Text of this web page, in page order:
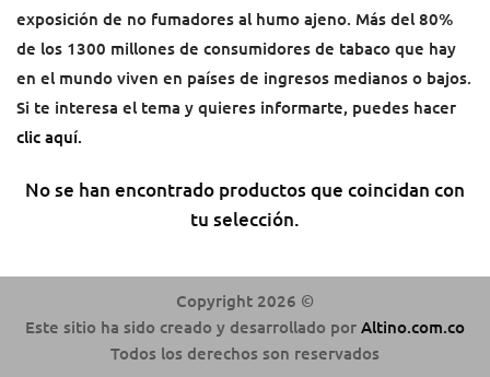
exposición de no fumadores al humo ajeno. Más del 80%
de los 1300 millones de consumidores de tabaco que hay
en el mundo viven en países de ingresos medianos o bajos.
Si te interesa el tema y quieres informarte, puedes hacer
clic aquí.
No se han encontrado productos que coincidan con
tu selección.
Copyright 2026 ©
Este sitio ha sido creado y desarrollado por Altino.com.co
Todos los derechos son reservados